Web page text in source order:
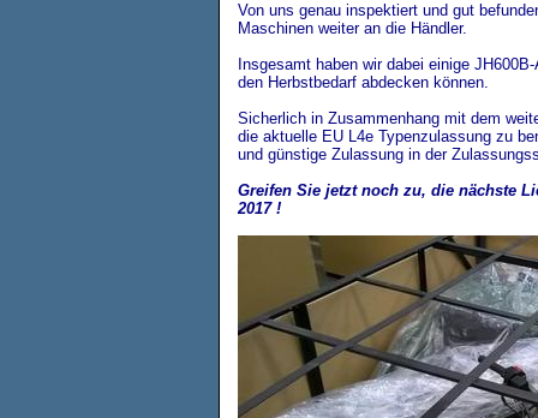
Von uns genau inspektiert und gut
Maschinen weiter an die Händler.
Insgesamt haben wir dabei einige
den Herbstbedarf abdecken können.
Sicherlich in Zusammenhang mit dem
die aktuelle EU L4e Typenzulassung zu
und günstige Zulassung in der
Greifen Sie jetzt noch zu, die nächste
2017 !